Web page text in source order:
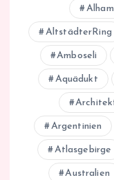
AltstädterRing
Amboseli
Aquädukt
Argentinien
Atlasgebirge
Australien